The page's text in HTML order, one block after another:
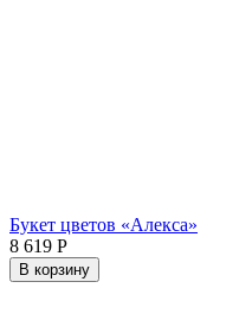
Букет цветов «Алекса»
8 619 Р
В корзину